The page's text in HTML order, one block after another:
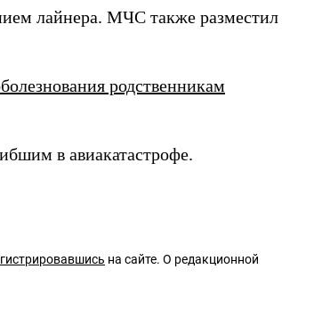
лайнера. МЧС также разместил
родственникам
в авиакатастрофе.
на сайте. О редакционной